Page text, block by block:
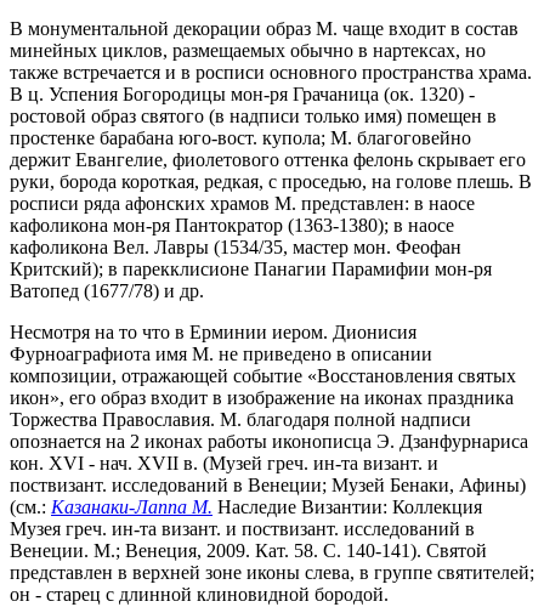
В монументальной декорации образ М. чаще входит в состав
минейных циклов, размещаемых обычно в нартексах, но
также встречается и в росписи основного пространства храма.
В ц. Успения Богородицы мон-ря Грачаница (ок. 1320) -
ростовой образ святого (в надписи только имя) помещен в
простенке барабана юго-вост. купола; М. благоговейно
держит Евангелие, фиолетового оттенка фелонь скрывает его
руки, борода короткая, редкая, с проседью, на голове плешь. В
росписи ряда афонских храмов М. представлен: в наосе
кафоликона мон-ря Пантократор (1363-1380); в наосе
кафоликона Вел. Лавры (1534/35, мастер мон. Феофан
Критский); в парекклисионе Панагии Парамифии мон-ря
Ватопед (1677/78) и др.
Несмотря на то что в Ерминии иером. Дионисия
Фурноаграфиота имя М. не приведено в описании
композиции, отражающей событие «Восстановления святых
икон», его образ входит в изображение на иконах праздника
Торжества Православия. М. благодаря полной надписи
опознается на 2 иконах работы иконописца Э. Дзанфурнариса
кон. XVI - нач. XVII в. (Музей греч. ин-та визант. и
поствизант. исследований в Венеции; Музей Бенаки, Афины)
(см.: Казанаки-Лаппа М. Наследие Византии: Коллекция
Музея греч. ин-та визант. и поствизант. исследований в
Венеции. М.; Венеция, 2009. Кат. 58. С. 140-141). Святой
представлен в верхней зоне иконы слева, в группе святителей;
он - старец с длинной клиновидной бородой.